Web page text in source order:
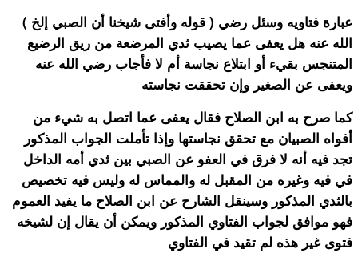
( قوله وأفتى شيخنا أن الصبي إلخ ) عبارة فتاويه وسئل رضي
الله عنه هل يعفى عما يصيب ثدي المرضعة من ريق الرضيع
المتنجس بقيء أو ابتلاع نجاسة أم لا فأجاب رضي الله عنه
ويعفى عن الصغير وإن تحققت نجاسته
كما صرح به ابن الصلاح فقال يعفى عما اتصل به شيء من
أفواه الصبيان مع تحقق نجاستها وإذا تأملت الجواب المذكور
تجد فيه أنه لا فرق في العفو عن الصبي بين ثدي أمه الداخل
في فيه وغيره من المقبل له والمماس له وليس فيه تخصيص
بالثدي المذكور وسينقل الشارح عن ابن الصلاح ما يفيد العموم
فهو موافق لجواب الفتاوي المذكور ويمكن أن يقال إن لشيخه
فتوى غير هذه لم تقيد في الفتاوي